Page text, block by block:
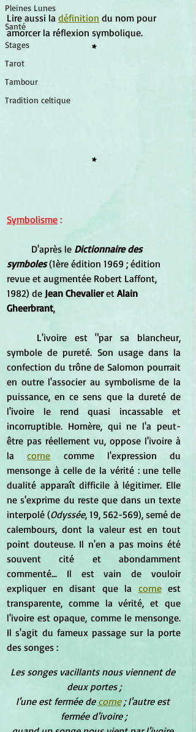
Pleines Lunes
Santé
Stages
Tarot
Tambour
Tradition celtique
Lire aussi la définition du nom pour
amorcer la réflexion symbolique.
*
*
Symbolisme :
	D'après le
Dictionnaire des
symboles (1ère édition 1969 ; édition
revue et augmentée Robert Laffont,
1982) de Jean Chevalier et Alain
Gheerbrant,
symbole de pureté. Son usage dans la
confection du trône de Salomon pourrait
en outre l'associer au symbolisme de la
puissance, en ce sens que la dureté de
l'ivoire le rend quasi incassable et
incorruptible. Homère, qui ne l'a peut-
être pas réellement vu, oppose l'ivoire à
la corne comme l'expression du
mensonge à celle de la vérité : une telle
dualité apparaît difficile à légitimer. Elle
ne s'exprime du reste que dans un texte
interpolé (Odyssée, 19, 562-569), semé de
calembours, dont la valeur est en tout
point douteuse. Il n'en a pas moins été
souvent cité et abondamment
commenté... Il est vain de vouloir
expliquer en disant que la corne est
transparente, comme la vérité, et que
l'ivoire est opaque, comme le mensonge.
Il s'agit du fameux passage sur la porte
des songes :
Les songes vacillants nous viennent de
deux portes ;
l'une est fermée de corne ; l'autre est
fermée d'ivoire ;